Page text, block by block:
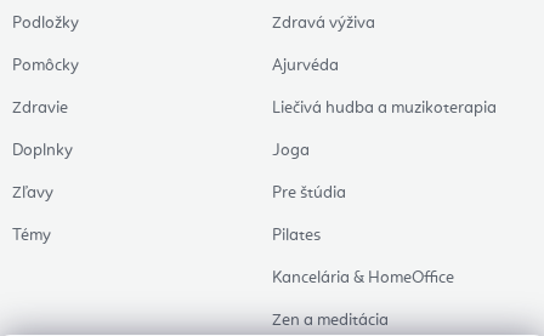
Podložky
Pomôcky
Zdravie
Doplnky
Zľavy
Témy
Zdravá výživa
Ajurvéda
Liečivá hudba a muzikoterapia
Joga
Pre štúdia
Pilates
Kancelária & HomeOffice
Zen a meditácia